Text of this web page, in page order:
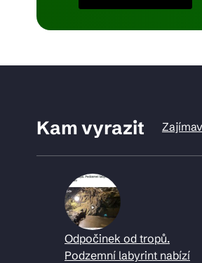
Kam vyrazit
Odpočinek od tropů.
Podzemní labyrint nabízí